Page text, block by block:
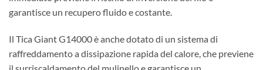
garantisce un recupero fluido e costante.
Il Tica Giant G14000 è anche dotato di un sistema di
raffreddamento a dissipazione rapida del calore, che previene